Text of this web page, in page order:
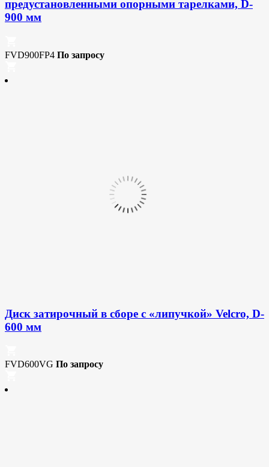
предустановленными опорными тарелками, D-
900 мм
FVD900FP4 По запросу
Диск затирочный в сборе с «липучкой» Velcro, D-
600 мм
FVD600VG По запросу